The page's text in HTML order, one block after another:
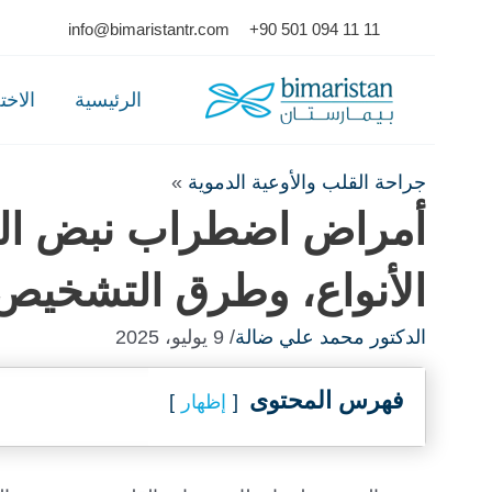
info@bimaristantr.com +90 501 094 11 11
الرئيسية
جراحة القلب والأوعية الدموية »
أمراض اضطراب نبض
الأنواع، وطرق
الدكتور محمد علي ضالة/ 9 يوليو، 2025
فهرس المحتوى إظهار